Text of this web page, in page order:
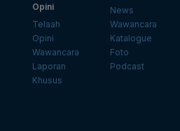
Opini
Telaah
Opini
Wawancara
Laporan
Khusus
News
Wawancara
Katalogue
Foto
Podcast